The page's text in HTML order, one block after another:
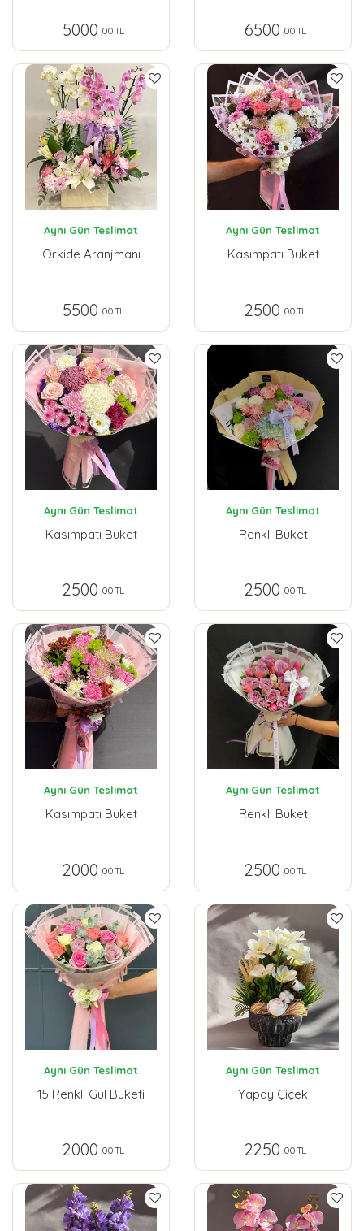
5000 ,00 TL 6500 ,00 TL
Aynı Gün Teslimat
Orkide Aranjmanı
5500 ,00 TL
Aynı Gün Teslimat
Kasımpatı Buket
2500 ,00 TL
Aynı Gün Teslimat
Kasımpatı Buket
2500 ,00 TL
Aynı Gün Teslimat
Renkli Buket
2500 ,00 TL
Aynı Gün Teslimat
Kasımpatı Buket
2000 ,00 TL
Aynı Gün Teslimat
Renkli Buket
2500 ,00 TL
Aynı Gün Teslimat
15 Renkli Gül Buketi
2000 ,00 TL
Aynı Gün Teslimat
Yapay Çiçek
2250 ,00 TL